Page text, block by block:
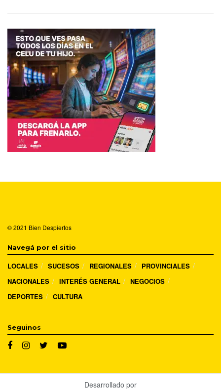
© 2021 Bien Despiertos
Navegá por el sitio
LOCALES SUCESOS REGIONALES
PROVINCIALES
NACIONALES
INTERÉS GENERAL
NEGOCIOS
DEPORTES
CULTURA
Seguinos
Desarrollado por